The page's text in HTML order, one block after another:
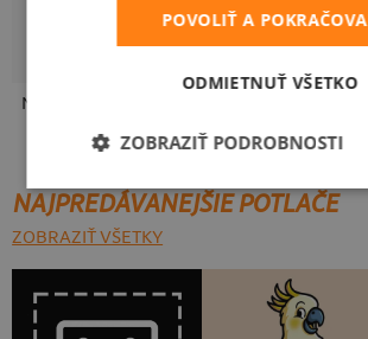
Neklidný bez piva
NAJPREDÁVANEJŠIE POTLAČE
ZOBRAZIŤ VŠETKY
POVOLIŤ A
ODMIETNUŤ VŠETKO
ZOBRAZIŤ PODROBNOSTI